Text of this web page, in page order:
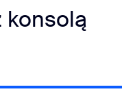
konsolą